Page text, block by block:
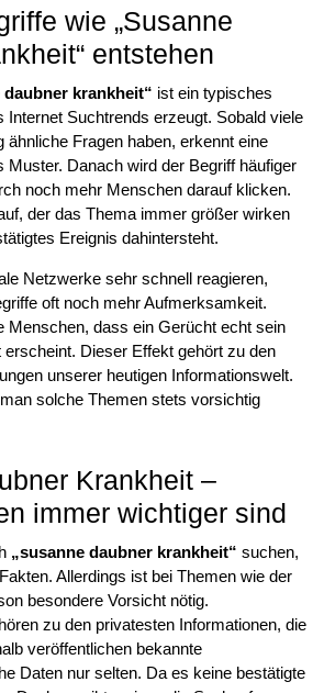
wie „Susanne
entstehen
daubner krankheit“ ist ein typisches
Internet Suchtrends erzeugt. Sobald viele
ähnliche Fragen haben, erkennt eine
Muster. Danach wird der Begriff häufiger
noch mehr Menschen darauf klicken.
der das Thema immer größer wirken
Ereignis dahintersteht.
Netzwerke sehr schnell reagieren,
oft noch mehr Aufmerksamkeit.
Menschen, dass ein Gerücht echt sein
erscheint. Dieser Effekt gehört zu den
unserer heutigen Informationswelt.
solche Themen stets vorsichtig
Krankheit –
immer wichtiger sind
„susanne daubner krankheit“ suchen,
Allerdings ist bei Themen wie der
besondere Vorsicht nötig.
zu den privatesten Informationen, die
veröffentlichen bekannte
Daten nur selten. Da es keine bestätigte